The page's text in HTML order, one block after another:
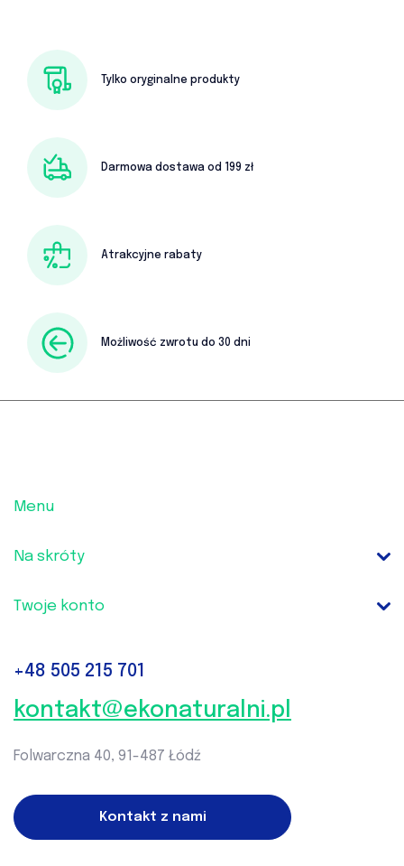
Tylko oryginalne produkty
Darmowa dostawa od 199 zł
Atrakcyjne rabaty
Możliwość zwrotu do 30 dni
Menu
Na skróty
Twoje konto
+48 505 215 701‬
kontakt@ekonaturalni.pl
Folwarczna 40, 91-487 Łódź
Kontakt z nami